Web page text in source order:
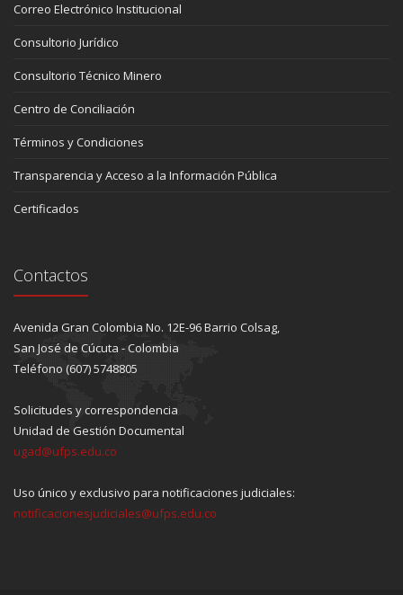
Correo Electrónico Institucional
Consultorio Jurídico
Consultorio Técnico Minero
Centro de Conciliación
Términos y Condiciones
Transparencia y Acceso a la Información Pública
Certificados
Contactos
Avenida Gran Colombia No. 12E-96 Barrio Colsag,
San José de Cúcuta - Colombia
Teléfono (607) 5748805
Solicitudes y correspondencia
Unidad de Gestión Documental
ugad@ufps.edu.co
Uso único y exclusivo para notificaciones judiciales:
notificacionesjudiciales@ufps.edu.co